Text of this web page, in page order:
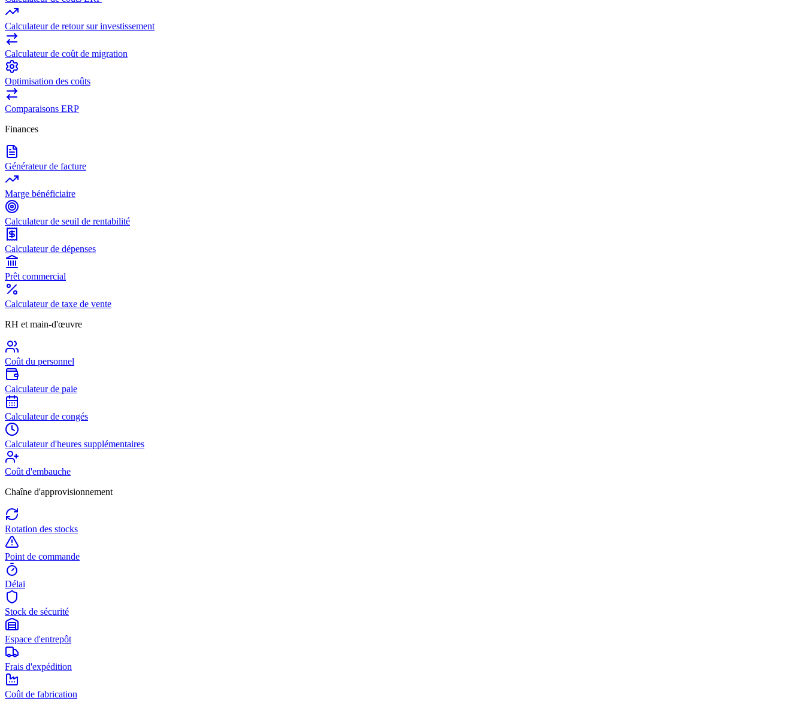
Calculateur de retour sur investissement
Calculateur de coût de migration
Optimisation des coûts
Comparaisons ERP
Finances
Générateur de facture
Marge bénéficiaire
Calculateur de seuil de rentabilité
Calculateur de dépenses
Prêt commercial
Calculateur de taxe de vente
RH et main-d'œuvre
Coût du personnel
Calculateur de paie
Calculateur de congés
Calculateur d'heures supplémentaires
Coût d'embauche
Chaîne d'approvisionnement
Rotation des stocks
Point de commande
Délai
Stock de sécurité
Espace d'entrepôt
Frais d'expédition
Coût de fabrication